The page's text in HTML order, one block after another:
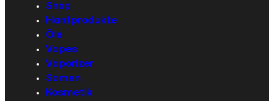
Shop
Hanfprodukte
Öle
Vapes
Vaporizer
Samen
Kosmetik